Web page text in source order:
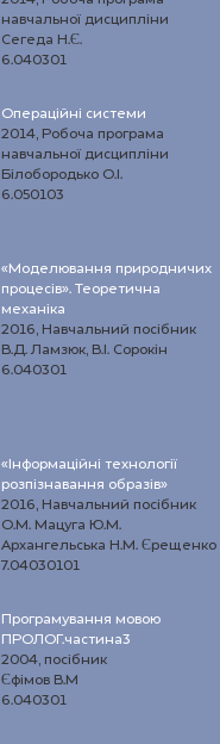
навчальної дисципліни
Сегеда Н.Є.
6.040301
Операційні системи
2014, Робоча програма
навчальної дисципліни
Білобородько О.І.
6.050103
«Моделювання природничих
процесів». Теоретична
механіка
2016, Навчальний посібник
В.Д. Ламзюк, В.І. Сорокін
6.040301
«Інформаційні технології
розпізнавання образів»
2016, Навчальний посібник
О.М. Мацуга Ю.М.
Архангельська Н.М. Єрещенко
7.04030101
Програмування мовою
ПРОЛОГ.частина3
2004, посібник
Єфімов В.М
6.040301